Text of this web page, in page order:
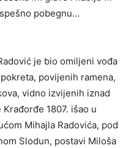
pobegnu…
je bio omiljeni vođa
povijenih ramena,
vidno izvijenih iznad
1807. išao u
Mihajla Radovića, pod
Slodun, postavi Miloša